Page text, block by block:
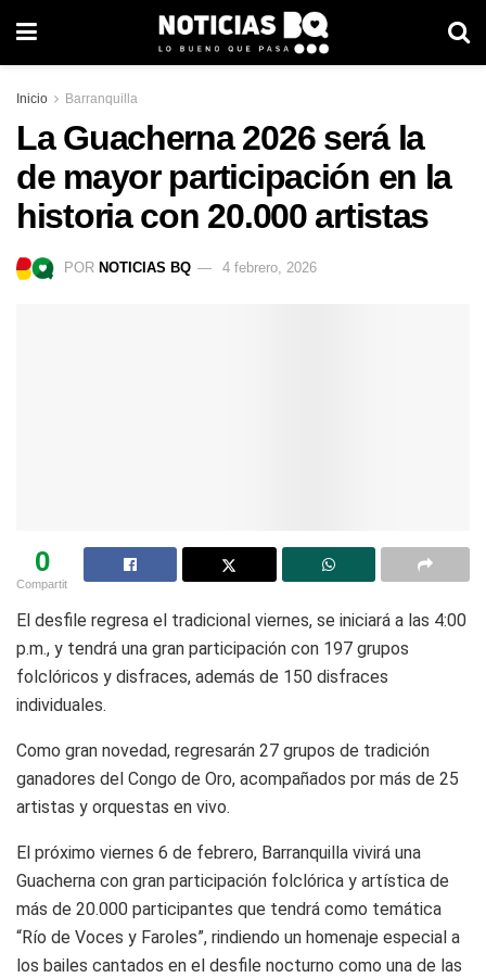
Inicio Barranquilla
La Guacherna 2026 será la
de mayor participación en la
historia con 20.000 artistas
POR NOTICIAS BQ 4 febrero, 2026
0
Compartit
El desfile regresa el tradicional viernes, se iniciará a las 4:00
p.m., y tendrá una gran participación con 197 grupos
folclóricos y disfraces, además de 150 disfraces
individuales.
Como gran novedad, regresarán 27 grupos de tradición
ganadores del Congo de Oro, acompañados por más de 25
artistas y orquestas en vivo.
El próximo viernes 6 de febrero, Barranquilla vivirá una
Guacherna con gran participación folclórica y artística de
más de 20.000 participantes que tendrá como temática
“Río de Voces y Faroles”, rindiendo un homenaje especial a
los bailes cantados en el desfile nocturno como una de las